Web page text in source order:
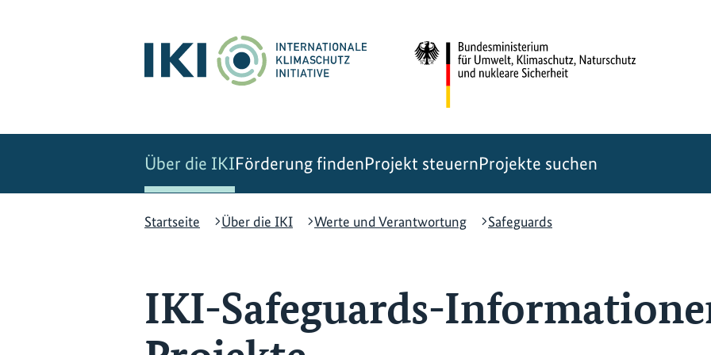
Über die IKIFörderung findenProjekt steuernProjekte suchen
Startseite
Über die IKI Werte und Verantwortung Safeguards
IKI-Safeguards-